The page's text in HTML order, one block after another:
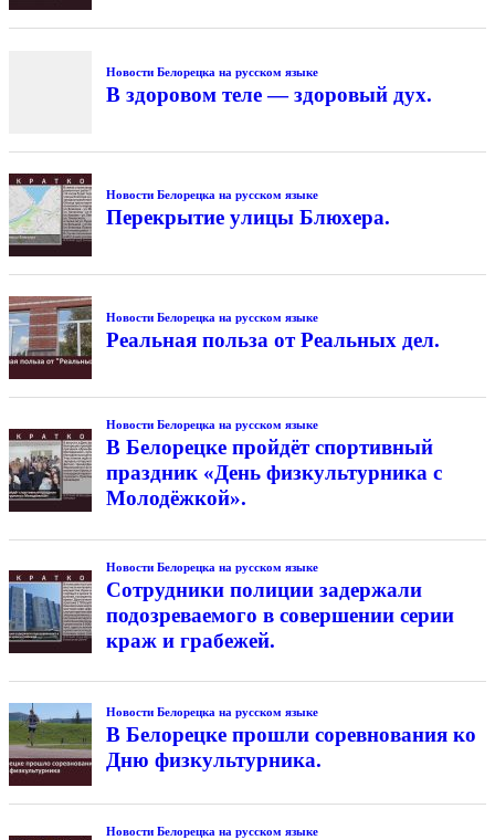
Новости Белорецка на русском языке
В здоровом теле — здоровый дух.
Новости Белорецка на русском языке
Перекрытие улицы Блюхера.
Новости Белорецка на русском языке
Реальная польза от Реальных дел.
Новости Белорецка на русском языке
В Белорецке пройдёт спортивный
праздник «День физкультурника с
Молодёжкой».
Новости Белорецка на русском языке
Сотрудники полиции задержали
подозреваемого в совершении серии
краж и грабежей.
Новости Белорецка на русском языке
В Белорецке прошли соревнования ко
Дню физкультурника.
Новости Белорецка на русском языке